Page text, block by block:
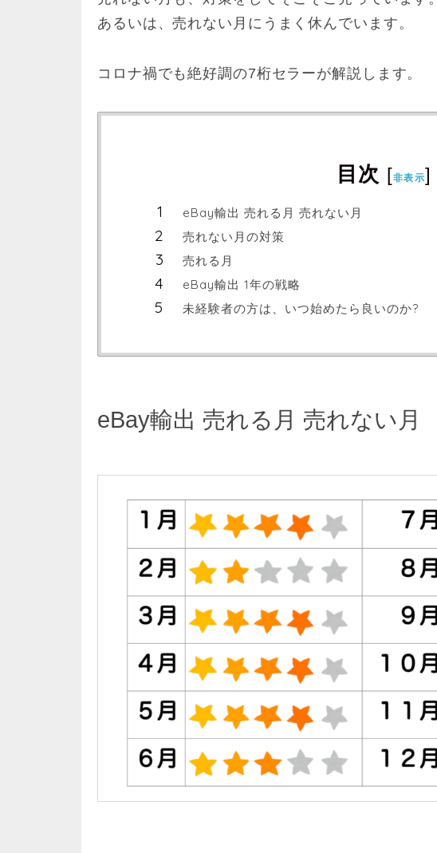
あるいは、売れない月にうまく休んでいます。
コロナ禍でも絶好調の7桁セラーが解説します。
目次 [非表示]
eBay輸出 売れる月 売れない月
売れない月の対策
売れる月
eBay輸出 1年の戦略
未経験者の方は、いつ始めたら良いのか?
eBay輸出 売れる月 売れない月